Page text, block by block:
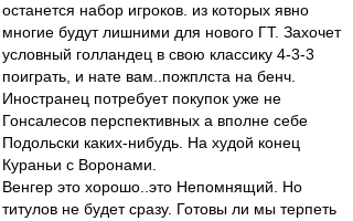
останется набор игроков. из которых явно
многие будут лишними для нового ГТ. Захочет
условный голландец в свою классику 4-3-3
поиграть, и нате вам..пожплста на бенч.
Иностранец потребует покупок уже не
Гонсалесов перспективных а вполне себе
Подольски каких-нибудь. На худой конец
Кураньи с Воронами.
Венгер это хорошо..это Непомнящий. Но
титулов не будет сразу. Готовы ли мы терпеть